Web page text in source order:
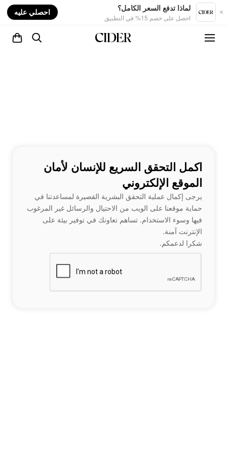
لماذا تدفع السعر الكامل؟
احصل على خصم 15% في التطبيق
احصلي عليه
اكمل التحقق السريع للإنسان لأمان
الموقع الإلكتروني
يرجى إكمال عملية التحقق البشرية القصيرة لمساعدتنا في
حماية موقعنا على الويب من الاحتيال والرسائل غير المرغوب
فيها وسوء الاستخدام. تساهم تعاونك في توفير بيئة على
الإنترنت آمنة.
شكرا لدعمكم.